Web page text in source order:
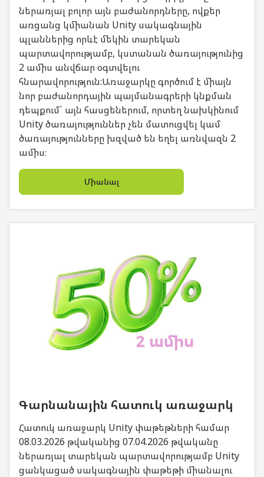
ներառյալ բոլոր այն բաժանորդները, ովքեր
առցանց կմիանան Unity սակագնային
պլաններից որևէ մեկին տարեկան
պարտավորությամբ, կստանան ծառայությունից
2 ամիս անվճար օգտվելու
հնարավորություն:Առաջարկը գործում է միայն
նոր բաժանորդային պայմանագրերի կնքման
դեպքում` այն հասցեներում, որտեղ նախկինում
Unity ծառայություններ չեն մատուցվել կամ
ծառայությունները խզված են եղել առնվազն 2
ամիս։
Միանալ
Գարնանային հատուկ առաջարկ
Հատուկ առաջարկ Unity փաթեթների համար
08.03.2026 թվականից 07.04.2026 թվականը
ներառյալ տարեկան պարտավորությամբ Unity
ցանկացած սակագնային փաթեթի միանալու